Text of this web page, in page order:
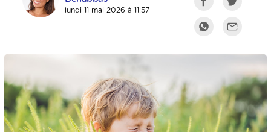
lundi 11 mai 2026 à 11:57